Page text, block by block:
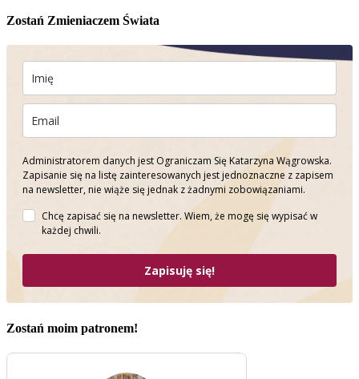
Zostań Zmieniaczem Świata
Administratorem danych jest Ograniczam Się Katarzyna Wągrowska.
Zapisanie się na listę zainteresowanych jest jednoznaczne z zapisem
na newsletter, nie wiąże się jednak z żadnymi zobowiązaniami.
Chcę zapisać się na newsletter. Wiem, że mogę się wypisać w
każdej chwili.
Zapisuję się!
Zostań moim patronem!